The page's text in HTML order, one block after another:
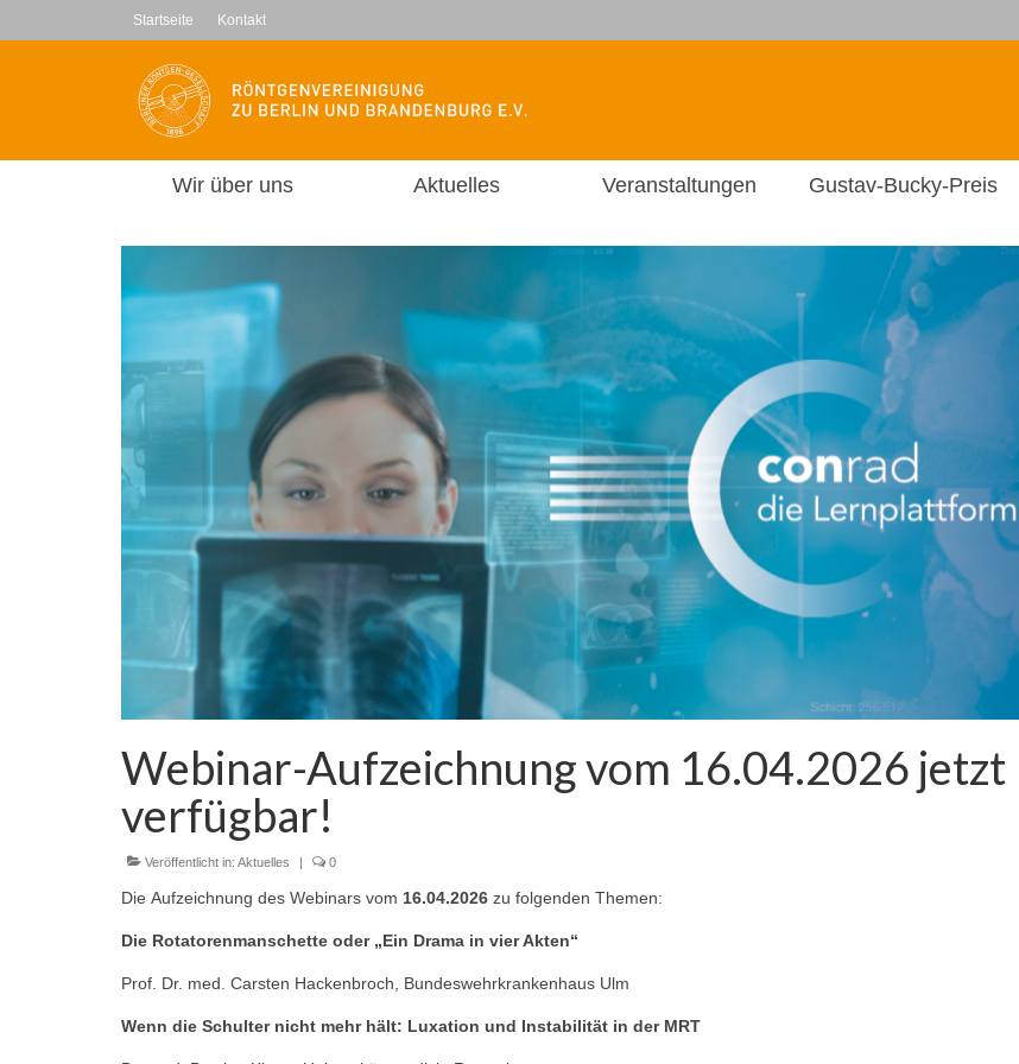
Startseite Kontakt
Wir über uns Aktuelles Veranstaltungen Gustav-Bucky-Preis
Webinar-Aufzeichnung vom 16.04.2026 jetzt
verfügbar!
Veröffentlicht in: Aktuelles 0
Die Aufzeichnung des Webinars vom 16.04.2026 zu folgenden Themen:
Die Rotatorenmanschette oder „Ein Drama in vier Akten“
Prof. Dr. med. Carsten Hackenbroch, Bundeswehrkrankenhaus Ulm
Wenn die Schulter nicht mehr hält: Luxation und Instabilität in der MRT